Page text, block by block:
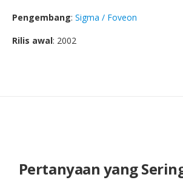
Pengembang: Sigma / Foveon
Rilis awal: 2002
Pertanyaan yang